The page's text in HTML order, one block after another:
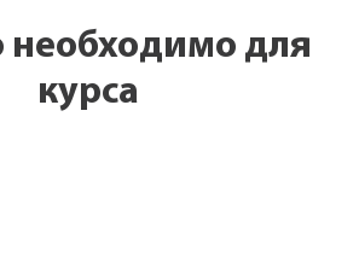
необходимо для
курса